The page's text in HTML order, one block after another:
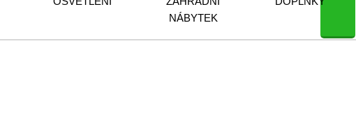
NÁBYTEK